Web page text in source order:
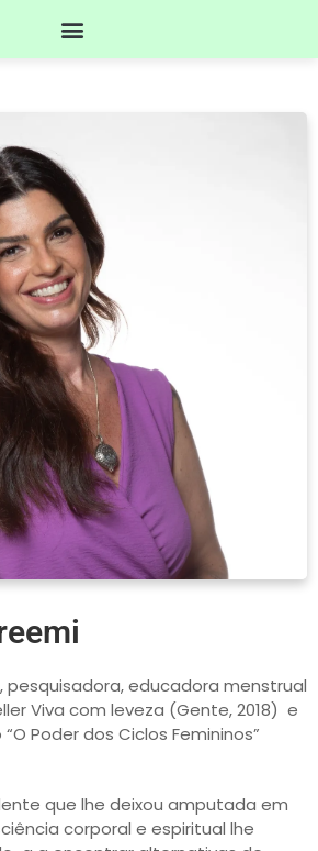
pesquisadora, educadora menstrual
Viva com leveza (Gente, 2018) e
Poder dos Ciclos Femininos”
que lhe deixou amputada em
corporal e espiritual lhe